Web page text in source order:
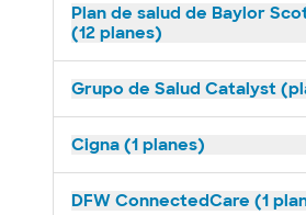
Plan de salud de Baylor
(12 planes)
Grupo de Salud Catalyst
Cigna (1 planes)
DFW ConnectedCare (1